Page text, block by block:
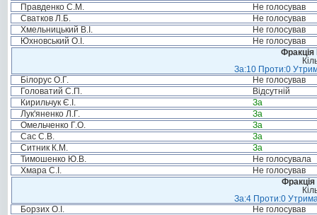
Правденко С.М.
Не голосував
Сватков Л.Б.
Не голосував
Хмельницький В.І.
Не голосував
Юхновський О.І.
Не голосував
За:10 Проти:0
Білорус О.Г.
Не голосував
Головатий С.П.
Відсутній
Кирильчук Є.І.
За
Лук'яненко Л.Г.
За
Омельченко Г.О.
За
Сас С.В.
За
Ситник К.М.
За
Тимошенко Ю.В.
Не голосувала
Хмара С.І.
Не голосував
Фракція
За:4 Проти:0
Борзих О.І.
Не голосував